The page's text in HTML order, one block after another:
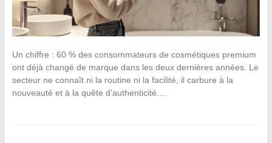
Un chiffre : 60 % des consommateurs de cosmétiques premium
ont déjà changé de marque dans les deux dernières années. Le
secteur ne connaît ni la routine ni la facilité, il carbure à la
nouveauté et à la quête d’authenticité.…